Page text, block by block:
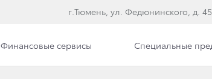
г.Тюмень, ул. Федюнинского, д. 45
Финансовые сервисы Специальные